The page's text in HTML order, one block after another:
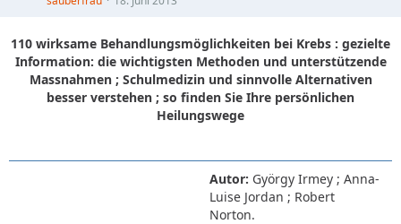
110 wirksame Behandlungsmöglichkeiten bei Krebs : gezielte
Information: die wichtigsten Methoden und unterstützende
Massnahmen ; Schulmedizin und sinnvolle Alternativen
besser verstehen ; so finden Sie Ihre persönlichen
Heilungswege
Autor: György Irmey ; Anna-
Luise Jordan ; Robert
Norton.